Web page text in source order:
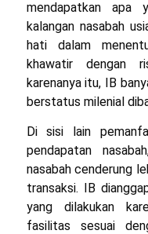
mendapatkan apa
kalangan nasabah
hati dalam
khawatir dengan
karenanya itu, IB
berstatus milenial
Di sisi lain
pendapatan
nasabah cenderung
transaksi. IB
yang dilakukan
fasilitas sesuai